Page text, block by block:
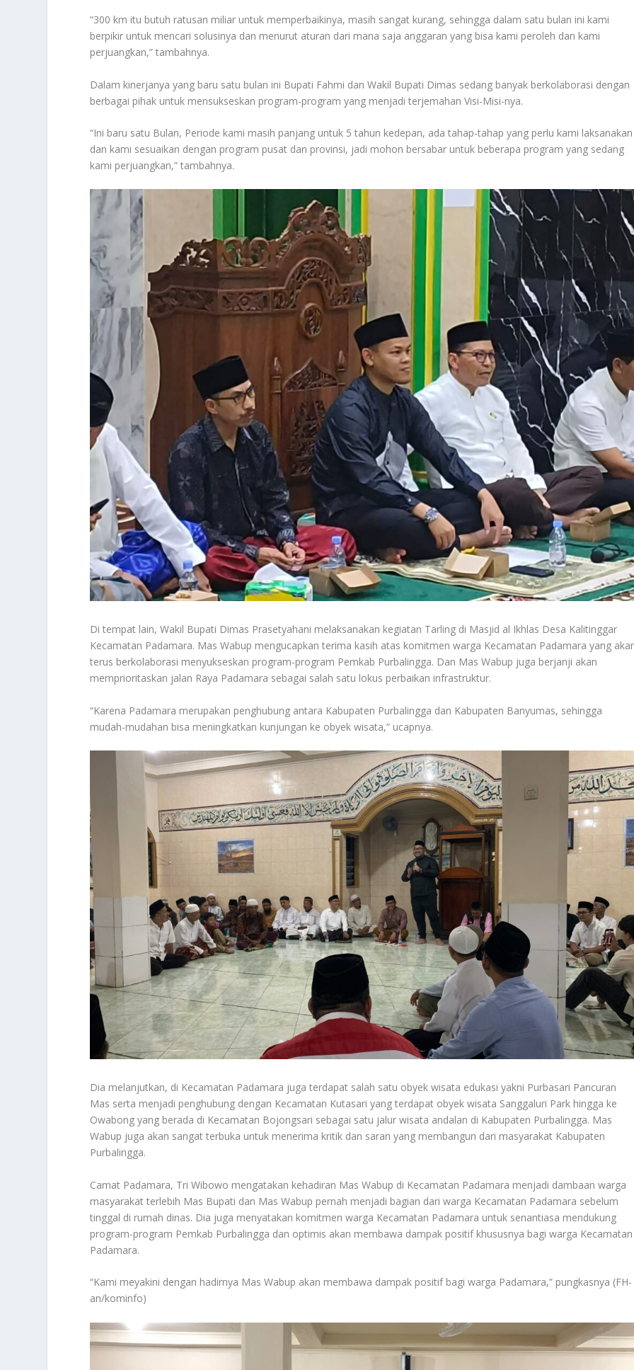
“300 km itu butuh ratusan miliar untuk memperbaikinya, masih sangat kurang, sehingga dalam satu bulan ini kami
berpikir untuk mencari solusinya dan menurut aturan dari mana saja anggaran yang bisa kami peroleh dan kami
perjuangkan,” tambahnya.
Dalam kinerjanya yang baru satu bulan ini Bupati Fahmi dan Wakil Bupati Dimas sedang banyak berkolaborasi dengan
berbagai pihak untuk mensukseskan program-program yang menjadi terjemahan Visi-Misi-nya.
“Ini baru satu Bulan, Periode kami masih panjang untuk 5 tahun kedepan, ada tahap-tahap yang perlu kami laksanakan
dan kami sesuaikan dengan program pusat dan provinsi, jadi mohon bersabar untuk beberapa program yang sedang
kami perjuangkan,” tambahnya.
Di tempat lain, Wakil Bupati Dimas Prasetyahani melaksanakan kegiatan Tarling di Masjid al Ikhlas Desa Kalitinggar
Kecamatan Padamara. Mas Wabup mengucapkan terima kasih atas komitmen warga Kecamatan Padamara yang
terus berkolaborasi menyukseskan program-program Pemkab Purbalingga. Dan Mas Wabup juga berjanji akan
memprioritaskan jalan Raya Padamara sebagai salah satu lokus perbaikan infrastruktur.
“Karena Padamara merupakan penghubung antara Kabupaten Purbalingga dan Kabupaten Banyumas, sehingga
mudah-mudahan bisa meningkatkan kunjungan ke obyek wisata,” ucapnya.
Dia melanjutkan, di Kecamatan Padamara juga terdapat salah satu obyek wisata edukasi yakni Purbasari Pancuran
Mas serta menjadi penghubung dengan Kecamatan Kutasari yang terdapat obyek wisata Sanggaluri Park hingga ke
Owabong yang berada di Kecamatan Bojongsari sebagai satu jalur wisata andalan di Kabupaten Purbalingga. Mas
Wabup juga akan sangat terbuka untuk menerima kritik dan saran yang membangun dari masyarakat Kabupaten
Purbalingga.
Camat Padamara, Tri Wibowo mengatakan kehadiran Mas Wabup di Kecamatan Padamara menjadi dambaan warga
masyarakat terlebih Mas Bupati dan Mas Wabup pernah menjadi bagian dari warga Kecamatan Padamara sebelum
tinggal di rumah dinas. Dia juga menyatakan komitmen warga Kecamatan Padamara untuk senantiasa mendukung
program-program Pemkab Purbalingga dan optimis akan membawa dampak positif khususnya bagi warga Kecamatan
Padamara.
“Kami meyakini dengan hadirnya Mas Wabup akan membawa dampak positif bagi warga Padamara,” pungkasnya (FH-
an/kominfo)